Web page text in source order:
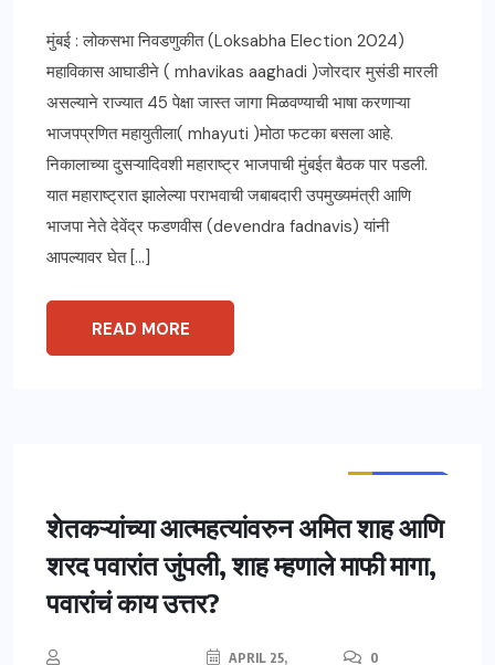
मुंबई : लोकसभा निवडणुकीत (Loksabha Election 2024)
महाविकास आघाडीने ( mhavikas aaghadi )जोरदार मुसंडी मारली
असल्याने राज्यात 45 पेक्षा जास्त जागा मिळवण्याची भाषा करणाऱ्या
भाजपप्रणित महायुतीला( mhayuti )मोठा फटका बसला आहे.
निकालाच्या दुसऱ्यादिवशी महाराष्ट्र भाजपाची मुंबईत बैठक पार पडली.
यात महाराष्ट्रात झालेल्या पराभवाची जबाबदारी उपमुख्यमंत्री आणि
भाजपा नेते देवेंद्र फडणवीस (devendra fadnavis) यांनी
आपल्यावर घेत […]
READ MORE
शेतकऱ्यांच्या आत्महत्यांवरुन अमित शाह आणि
शरद पवारांत जुंपली, शाह म्हणाले माफी मागा,
पवारांचं काय उत्तर?
APRIL 25,
0